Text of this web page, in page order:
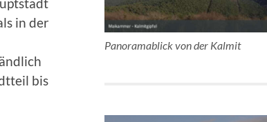
in der
bis
Panoramablick von der Kalmit